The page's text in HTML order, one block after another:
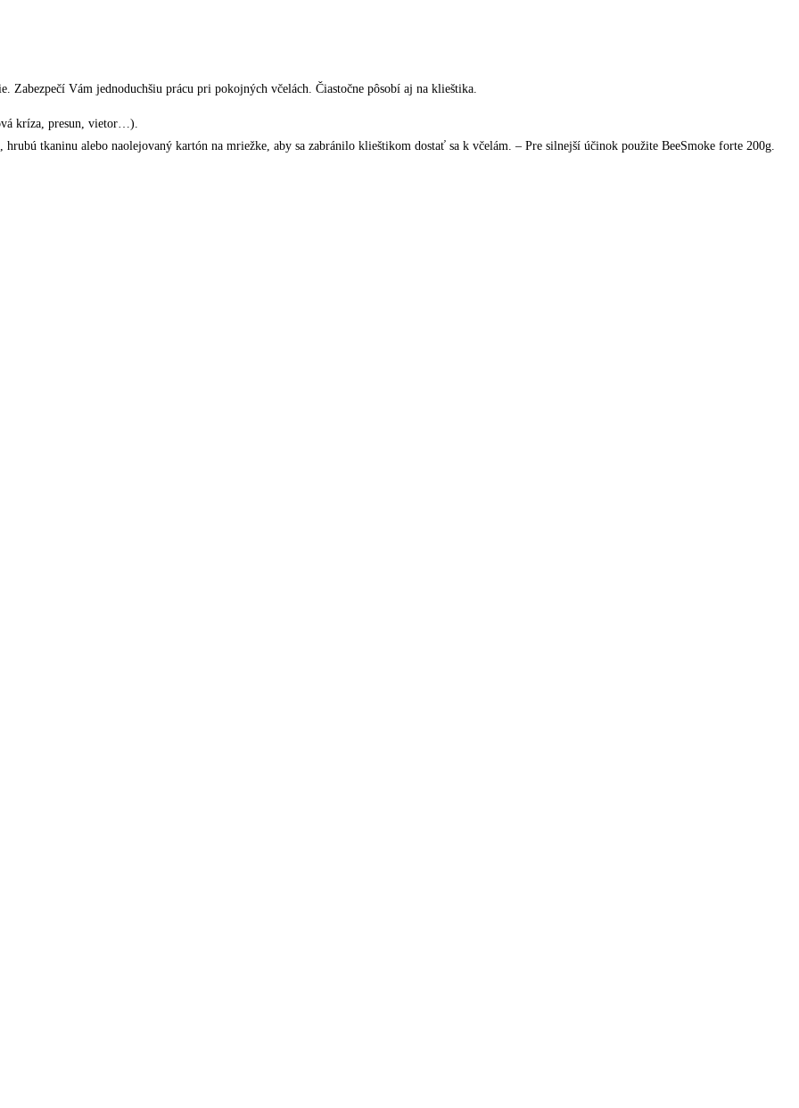
Zabezpečí Vám jednoduchšiu prácu pri pokojných včelách. Čiastočne pôsobí aj na klieštika.
kríza, presun, vietor…).
tkaninu alebo naolejovaný kartón na mriežke, aby sa zabránilo klieštikom dostať sa k včelám. – Pre silnejší účinok použite BeeSmoke forte 200g.